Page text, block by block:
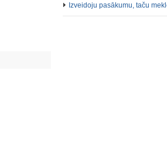
Izveidoju pasākumu, taču